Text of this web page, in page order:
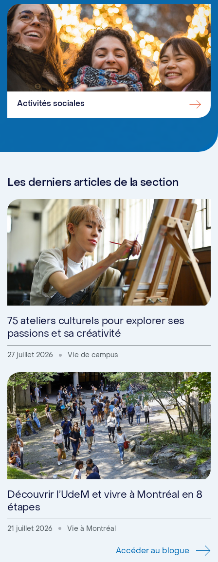
Activités sociales
Les derniers articles de la section
75 ateliers culturels pour explorer ses
passions et sa créativité
27 juillet 2026 Vie de campus
Découvrir l’UdeM et vivre à Montréal en 8
étapes
21 juillet 2026 Vie à Montréal
Accéder au blogue